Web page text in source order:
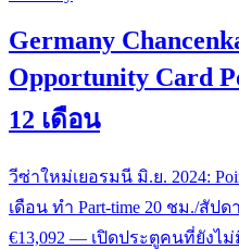
Germany
Opportunity Card
12 เดือน
วีซ่าใหม่เยอรมนี มิ.ย. 2024:
เดือน ทำ Part-time 20 ชม./สัป
€13,092 — เปิดประตูคนที่ยังไม่